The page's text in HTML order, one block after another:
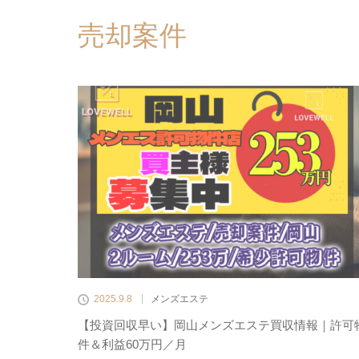
売却案件
2025.9.8 メンズエステ
【投資回収早い】岡山メンズエステ買収情報｜許可
件＆利益60万円／月